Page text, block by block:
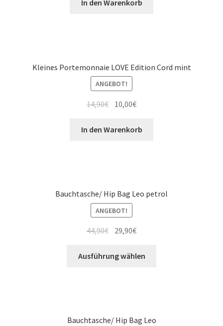
In den Warenkorb
Kleines Portemonnaie LOVE Edition Cord mint
ANGEBOT!
14,90€ 10,00€
In den Warenkorb
Bauchtasche/ Hip Bag Leo petrol
ANGEBOT!
44,90€ 29,90€
Ausführung wählen
Bauchtasche/ Hip Bag Leo